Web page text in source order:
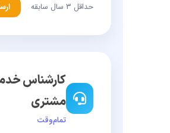
حداقل ۳ سال سابقه
کارشناس
مشتری
تمام‌وقت